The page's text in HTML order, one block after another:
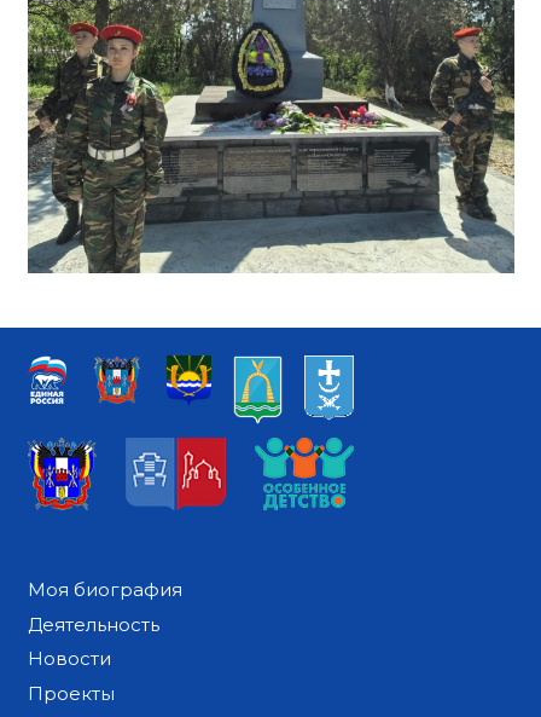
Моя биография
Деятельность
Новости
Проекты